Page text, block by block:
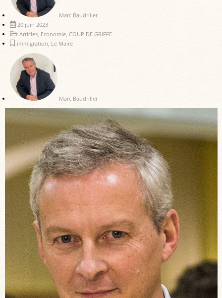
Marc Baudriller
20 juin 2023
Articles, Economie, COUP DE GRIFFE
immigration, Le Maire
Marc Baudriller